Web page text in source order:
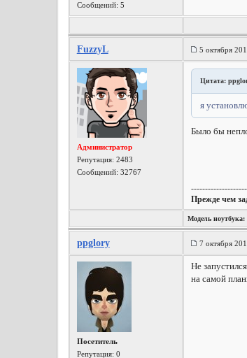
Сообщений: 5
FuzzyL 5 октября
Администратор
Репутация: 2483
Сообщений: 32767
Цитата:
я
Было бы
Прежде чем
Модель ноутбука:
ppglory 7 октября
Посетитель
Репутация: 0
Не
на самой